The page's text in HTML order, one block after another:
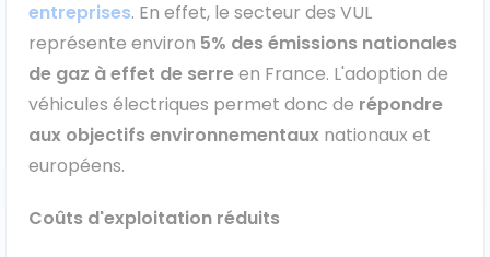
Isuzu
Iveco
Maxus
Peugeot
entreprises. En effet, le secteur des VUL
représente environ 5% des émissions nationales
de gaz à effet de serreen France. L'adoption de
véhicules électriques permet donc de répondre
aux objectifs environnementaux nationaux et
européens.
Coûts d'exploitation réduits